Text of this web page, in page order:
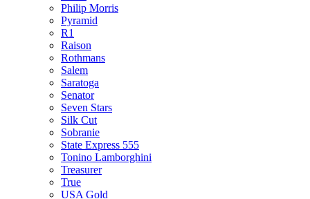
Philip Morris
Pyramid
R1
Raison
Rothmans
Salem
Saratoga
Senator
Seven Stars
Silk Cut
Sobranie
State Express 555
Tonino Lamborghini
Treasurer
True
USA Gold